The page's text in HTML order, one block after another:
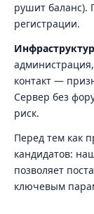
рушит баланс).
регистрации.
контакт —
Сервер без
риск.
Перед тем как
кандидатов:
позволяет
ключевым